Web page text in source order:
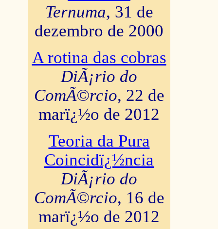
Ternuma, 31 de
dezembro de 2000
A rotina das cobras
DiÃ¡rio do
ComÃ©rcio, 22 de
marï¿½o de 2012
Teoria da Pura
Coincidï¿½ncia
DiÃ¡rio do
ComÃ©rcio, 16 de
marï¿½o de 2012